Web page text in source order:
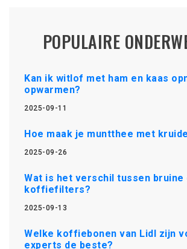
POPULAIRE
Kan ik witlof met ham en kaas
opwarmen?
2025-09-11
Hoe maak je muntthee met
2025-09-26
Wat is het verschil tussen bruine
koffiefilters?
2025-09-13
Welke koffiebonen van Lidl zijn
experts de beste?